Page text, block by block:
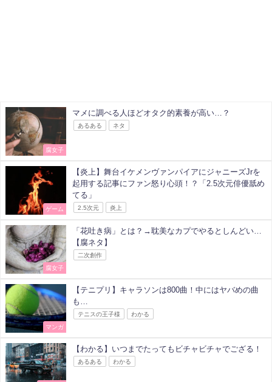
腐女子
マメに調べる人ほどオタク的素養が高い…？
あるある ネタ
ゲーム
【炎上】舞台イケメンヴァンパイアにジャニーズJrを
起用する記事にファン怒り心頭！？「2.5次元俳優舐め
てる」
2.5次元 炎上
腐女子
「花吐き病」とは？→耽美なカプでやるとしんどい…
【腐ネタ】
二次創作
マンガ
【テニプリ】キャラソンは800曲！中にはヤバめの曲
も…
テニスの王子様 わかる
【わかる】いつまでたってもビチャビチャでござる！
あるある わかる